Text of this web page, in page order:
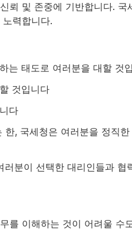
뢰 및 존중에 기반합니다. 국
력합니다.
는 태도로 여러분을 대할 것
것입니다
다
, 국세청은 여러분을 정직
분이 선택한 대리인들과 협
를 이해하는 것이 어려울 수